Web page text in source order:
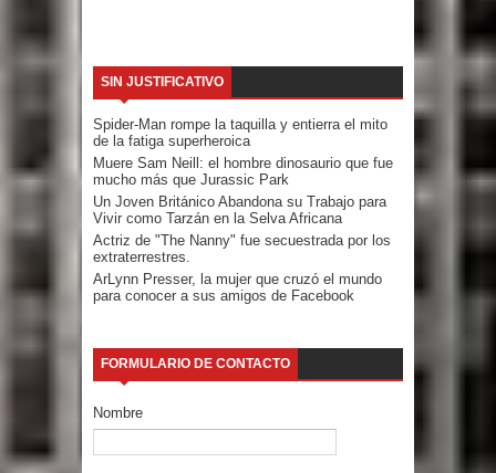
SIN JUSTIFICATIVO
Spider-Man rompe la taquilla y entierra el mito
de la fatiga superheroica
Muere Sam Neill: el hombre dinosaurio que fue
mucho más que Jurassic Park
Un Joven Británico Abandona su Trabajo para
Vivir como Tarzán en la Selva Africana
Actriz de "The Nanny" fue secuestrada por los
extraterrestres.
ArLynn Presser, la mujer que cruzó el mundo
para conocer a sus amigos de Facebook
FORMULARIO DE CONTACTO
Nombre